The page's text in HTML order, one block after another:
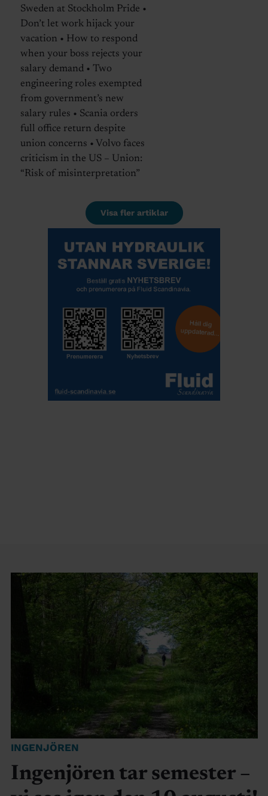
Sweden at Stockholm Pride •
Don’t let work hijack your
vacation • How to respond
when your boss rejects your
salary demand • Two
engineering roles exempted
from government’s new
salary rules • Scania orders
full office return despite
union concerns • Volvo faces
criticism in the US – Union:
“Risk of misinterpretation”
Visa fler artiklar
INGENJÖREN
Ingenjören tar semester –